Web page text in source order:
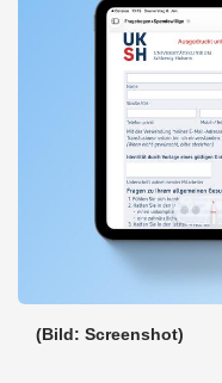
(Bild: Screenshot)